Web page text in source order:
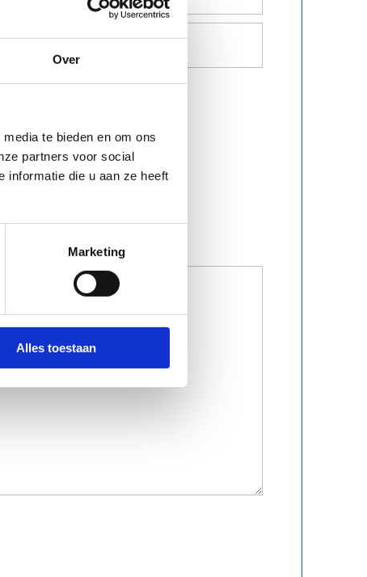
Over
te bieden en om ons
partners voor social
informatie die u aan ze heeft
Marketing
Alles toestaan